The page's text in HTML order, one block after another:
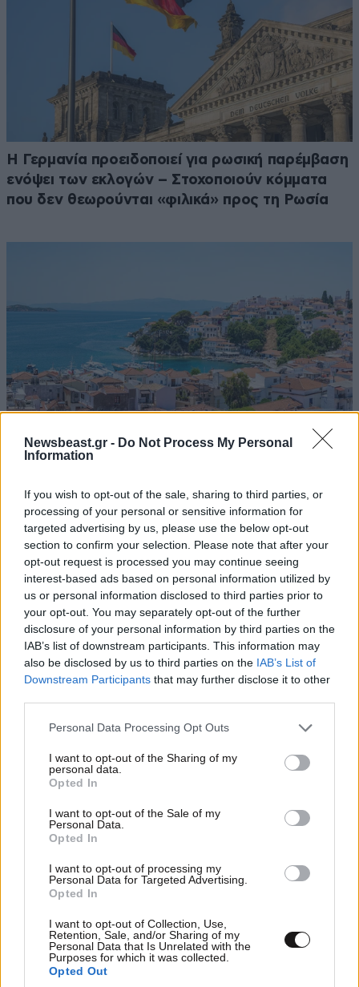
Newsbeast.gr - Do Not Process My Personal
Information
If you wish to opt-out of the sale, sharing to third parties, or
processing of your personal or sensitive information for
targeted advertising by us, please use the below opt-out
section to confirm your selection. Please note that after your
opt-out request is processed you may continue seeing
interest-based ads based on personal information utilized by
us or personal information disclosed to third parties prior to
your opt-out. You may separately opt-out of the further
disclosure of your personal information by third parties on the
IAB’s list of downstream participants. This information may
also be disclosed by us to third parties on the IAB’s List of
Downstream Participants that may further disclose it to other
Please note that this website/app uses one or more Google
not limited to your visit or usage behaviour. You may click to
grant or deny consent to Google and its third-party tags to
use your data for below specified purposes in below Google
consent section.
Personal Data Processing Opt Outs
I want to opt-out of the Sharing of my
personal data.
Opted In
I want to opt-out of the Sale of my
Personal Data.
Opted In
I want to opt-out of processing my
Personal Data for Targeted Advertising.
Opted In
I want to opt-out of Collection, Use,
Retention, Sale, and/or Sharing of my
Personal Data that Is Unrelated with the
Purposes for which it was collected.
Opted Out
Η Γερμανία προειδοποιεί για ρωσική παρέμβαση
ενόψει των εκλογών – Στοχοποιούν κόμματα
που δεν θεωρούνται «φιλικά» προς τη Ρωσία
ανήλικη κόρη της σε boat trip και διέλυσε
ξενοδοχείο και Κέντρο Υγείας
Μεγάλη επιχείρηση στη Νιγηρία: Διασώθηκαν
308 άνθρωποι που είχαν απαχθεί
και μάθετε πρώτοι όλες τις ειδήσεις